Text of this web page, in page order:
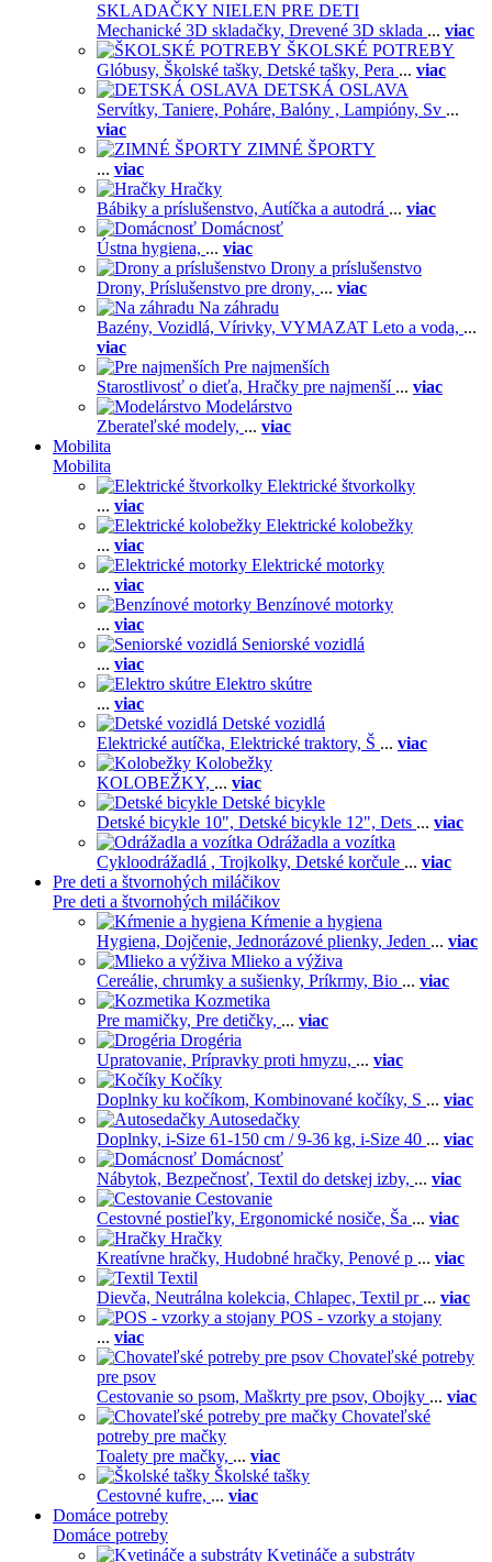
SKLADAČKY NIELEN PRE DETI
Mechanické 3D skladačky, Drevené 3D sklada ... viac
ŠKOLSKÉ POTREBY
Glóbusy, Školské tašky, Detské tašky, Pera ... viac
DETSKÁ OSLAVA
Servítky, Taniere, Poháre, Balóny , Lampióny, Sv ...
viac
ZIMNÉ ŠPORTY
... viac
Hračky
Bábiky a príslušenstvo, Autíčka a autodrá ... viac
Domácnosť
Ústna hygiena, ... viac
Drony a príslušenstvo
Drony, Príslušenstvo pre drony, ... viac
Na záhradu
Bazény, Vozidlá, Vírivky, VYMAZAT Leto a voda, ...
viac
Pre najmenších
Starostlivosť o dieťa, Hračky pre najmenší ... viac
Modelárstvo
Zberateľské modely, ... viac
Mobilita
Mobilita
Elektrické štvorkolky
... viac
Elektrické kolobežky
... viac
Elektrické motorky
... viac
Benzínové motorky
... viac
Seniorské vozidlá
... viac
Elektro skútre
... viac
Detské vozidlá
Elektrické autíčka, Elektrické traktory, Š ... viac
Kolobežky
KOLOBEŽKY, ... viac
Detské bicykle
Detské bicykle 10", Detské bicykle 12", Dets ... viac
Odrážadla a vozítka
Cykloodrážadlá , Trojkolky, Detské korčule ... viac
Pre deti a štvornohých miláčikov
Pre deti a štvornohých miláčikov
Kŕmenie a hygiena
Hygiena, Dojčenie, Jednorázové plienky, Jeden ... viac
Mlieko a výživa
Cereálie, chrumky a sušienky, Príkrmy, Bio ... viac
Kozmetika
Pre mamičky, Pre detičky, ... viac
Drogéria
Upratovanie, Prípravky proti hmyzu, ... viac
Kočíky
Doplnky ku kočíkom, Kombinované kočíky, S ... viac
Autosedačky
Doplnky, i-Size 61-150 cm / 9-36 kg, i-Size 40 ... viac
Domácnosť
Nábytok, Bezpečnosť, Textil do detskej izby, ... viac
Cestovanie
Cestovné postieľky, Ergonomické nosiče, Ša ... viac
Hračky
Kreatívne hračky, Hudobné hračky, Penové p ... viac
Textil
Dievča, Neutrálna kolekcia, Chlapec, Textil pr ... viac
POS - vzorky a stojany
... viac
Chovateľské potreby
pre psov
Cestovanie so psom, Maškrty pre psov, Obojky ... viac
Chovateľské
potreby pre mačky
Toalety pre mačky, ... viac
Školské tašky
Cestovné kufre, ... viac
Domáce potreby
Domáce potreby
Kvetináče a substráty